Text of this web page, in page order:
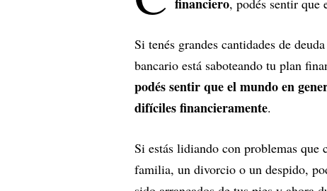
financiero, podés sentir que
Si tenés grandes cantidades de
bancario está saboteando tu plan
podés sentir que el mundo en
difíciles financieramente.
Si estás lidiando con problemas
familia, un divorcio o un despido,